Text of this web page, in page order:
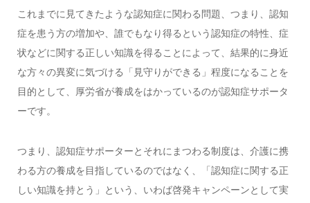
これまでに見てきたような認知症に関わる問題、つまり、認知
症を患う方の増加や、誰でもなり得るという認知症の特性、症
状などに関する正しい知識を得ることによって、結果的に身近
な方々の異変に気づける「見守りができる」程度になることを
目的として、厚労省が養成をはかっているのが認知症サポータ
ーです。
つまり、認知症サポーターとそれにまつわる制度は、介護に携
わる方の養成を目指しているのではなく、「認知症に関する正
しい知識を持とう」という、いわば啓発キャンペーンとして実